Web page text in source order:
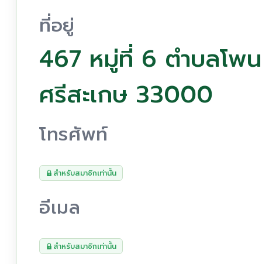
ที่อยู่
467 หมู่ที่ 6 ตำบลโพน
ศรีสะเกษ 33000
โทรศัพท์
สำหรับสมาชิกเท่านั้น
อีเมล
สำหรับสมาชิกเท่านั้น